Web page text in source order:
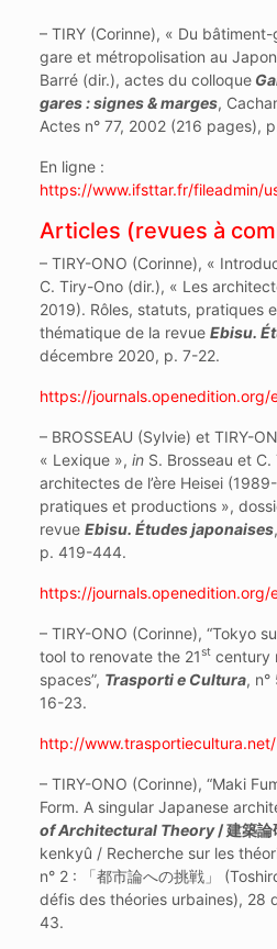
– TIRY (Corinne), « Du
gare et métropolisation au
Barré (dir.), actes du colloque
gares : signes & marges,
Actes n° 77, 2002 (216 pages),
En ligne :
https://www.ifsttar.fr/fileadmin/
Articles (revues à
– TIRY-ONO (Corinne), «
C. Tiry-Ono (dir.), « Les
2019). Rôles, statuts, pratiques
thématique de la revue Ebisu.
décembre 2020, p. 7-22.
https://journals.openedition.org/
– BROSSEAU (Sylvie) et TIRY-
« Lexique », inS. Brosseau et C.
architectes de l’ère Heisei
pratiques et productions »,
revue Ebisu. Études japonaises
p. 419-444.
https://journals.openedition.org/
– TIRY-ONO (Corinne), “Tokyo
tool to renovate the 21stcentury
spaces”, Trasporti e Cultura, n°
16-23.
http://www.trasportiecultura.net/
– TIRY-ONO (Corinne), “Maki
Form. A singular Japanese
of Architectural Theory/建築論
kenkyû / Recherche sur les
n° 2 : 「都市論への挑戦」
défis des théories urbaines), 28
43.